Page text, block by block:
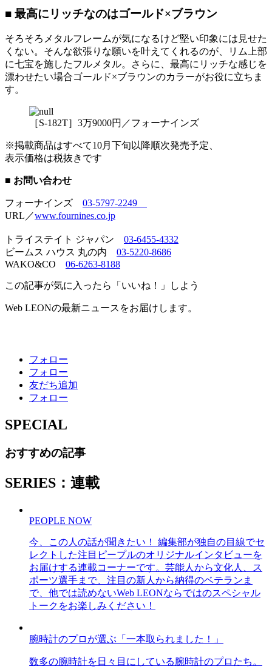
■ 最高にリッチなのはゴールド×ブラウン
そろそろメタルフレームが気になるけど堅い印象には見せた
くない。そんな欲張りな願いを叶えてくれるのが、リム上部
に七宝を施したフルメタル。さらに、最高にリッチな感じを
漂わせたい場合ゴールド×ブラウンのカラーがお役に立ちま
す。
［S-182T］3万9000円／フォーナインズ
※掲載商品はすべて10月下旬以降順次発売予定、
表示価格は税抜きです
■ お問い合わせ
フォーナインズ 03-5797-2249
URL／www.fournines.co.jp
トライステイト ジャパン 03-6455-4332
ビームス ハウス 丸の内 03-5220-8686
WAKO&CO 06-6263-8188
この記事が気に入ったら「いいね！」しよう
Web LEONの最新ニュースをお届けします。
フォロー
フォロー
友だち追加
フォロー
SPECIAL
おすすめの記事
SERIES：連載
PEOPLE NOW
今、この人の話が聞きたい！ 編集部が独自の目線でセ
レクトした注目ピープルのオリジナルインタビューを
お届けする連載コーナーです。芸能人から文化人、ス
ポーツ選手まで、注目の新人から納得のベテランま
で、他では読めないWeb LEONならではのスペシャル
トークをお楽しみください！
腕時計のプロが選ぶ「一本取られました！」
数多の腕時計を日々目にしている腕時計のプロたち。